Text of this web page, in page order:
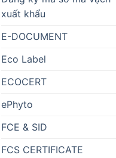
xuất khẩu
E-DOCUMENT
Eco Label
ECOCERT
ePhyto
FCE & SID
FCS CERTIFICATE